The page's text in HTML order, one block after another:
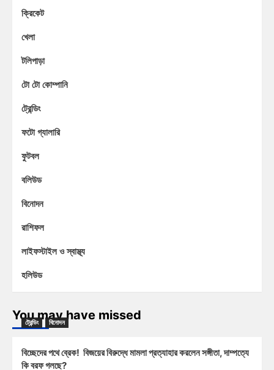
ক্রিকেট
খেলা
টলিপাড়া
টো টো কোম্পানি
ট্রেন্ডিং
ফটো গ্যালারি
ফুটবল
বলিউড
বিনোদন
রাশিফল
লাইফস্টাইল ও স্বাস্থ্য
হলিউড
You may have missed
ট্রেন্ডিং বিনোদন
বিচ্ছেদের পথে ব্রেক! বিজয়ের বিরুদ্ধে মামলা প্রত্যাহার করলেন সঙ্গীতা, দাম্পত্যে
কি বরফ গলছে?